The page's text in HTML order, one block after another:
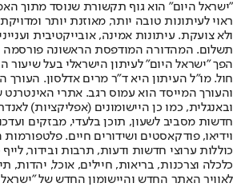
"ישראל היום" הוא גוף תקשורת שנוסד מתוך
ראוי לעיתונות טובה יותר, מאוזנת יותר
ולא צועקת. עיתונות אמינה, אובייקטיבית
הפך "ישראל היום" לעיתון הישראלי בעל שיעור
חול. מו"ל העיתון היא ד"ר מרים אדלסון. העורך
והעורך המייסד הוא עמוס רגב. אתרי
חדשות מסביב לשעון, תוכן בלעדי, מבזקים
וידיאו, פודקאסטים ושידורים חיים.
כוללות ערוצי חדשות ודעות, תרבות ובידור, לייף
לאוויר האתר החדש והיישומון החדש של